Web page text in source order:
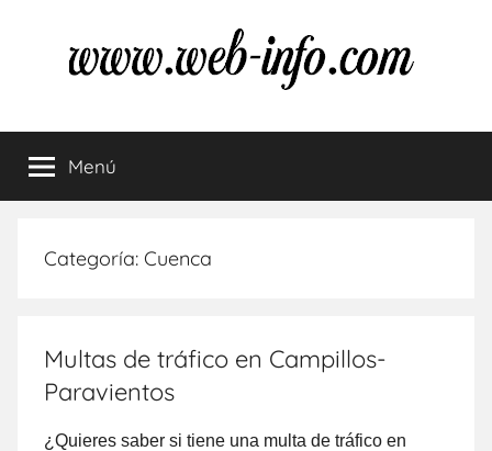
contenido
Multas
de
tráfico
dudas
sobre
multas
Menú
Categoría: Cuenca
Multas de tráfico en Campillos-
Paravientos
¿Quieres saber ѕi tiene una multa dе tráfico en